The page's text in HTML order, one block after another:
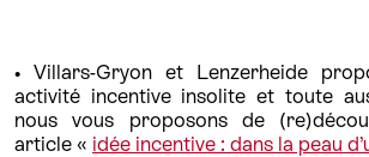
• Villars-Gryon et Lenzerheide
activité incentive insolite et toute
nous vous proposons de
article « idée incentive : dans la peau